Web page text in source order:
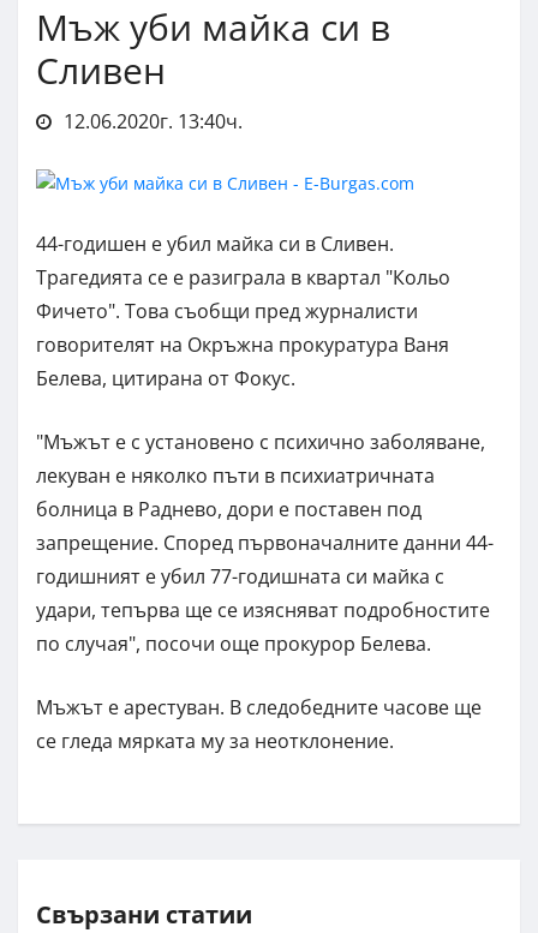
Мъж уби майка си в
Сливен
12.06.2020г. 13:40ч.
44-годишен е убил майка си в Сливен.
Трагедията се е разиграла в квартал "Кольо
Фичето". Това съобщи пред журналисти
говорителят на Окръжна прокуратура Ваня
Белева, цитирана от Фокус.
"Мъжът е с установено с психично заболяване,
лекуван е няколко пъти в психиатричната
болница в Раднево, дори е поставен под
запрещение. Според първоначалните данни 44-
годишният е убил 77-годишната си майка с
удари, тепърва ще се изясняват подробностите
по случая", посочи още прокурор Белева.
Мъжът е арестуван. В следобедните часове ще
се гледа мярката му за неотклонение.
Свързани статии